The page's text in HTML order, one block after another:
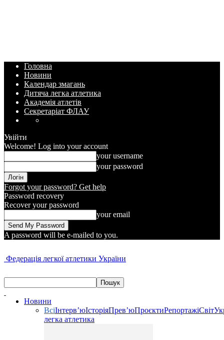
Головна
Новини
Календар змагань
Дитяча легка атлетика
Академія атлетів
Секретаріат ФЛАУ
Увійти
Welcome! Log into your account
your username
your password
Forgot your password? Get help
Password recovery
Recover your password
your email
A password will be e-mailed to you.
Федерація легкої атлетики України
Новини
ВсіІнтерв’юІсторіяПрев’юПроєктиРепортажіСвіт
легка атлетика